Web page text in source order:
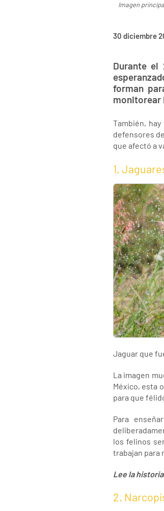
Imagen
30 diciembre
Durante el
forman
monitorear
También,
defensores
que afectó a
1.
Jaguar que
La imagen
México, esta
para que
Para
los felinos
trabajan para
Lee la
2.